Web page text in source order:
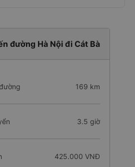
đường Hà Nội đi Cát Bà
169 km
3.5 giờ
425.000 VNĐ